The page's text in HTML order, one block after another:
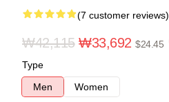
(7 customer reviews)
₩42,115 ₩33,692 $24.45
Type
Men
Women